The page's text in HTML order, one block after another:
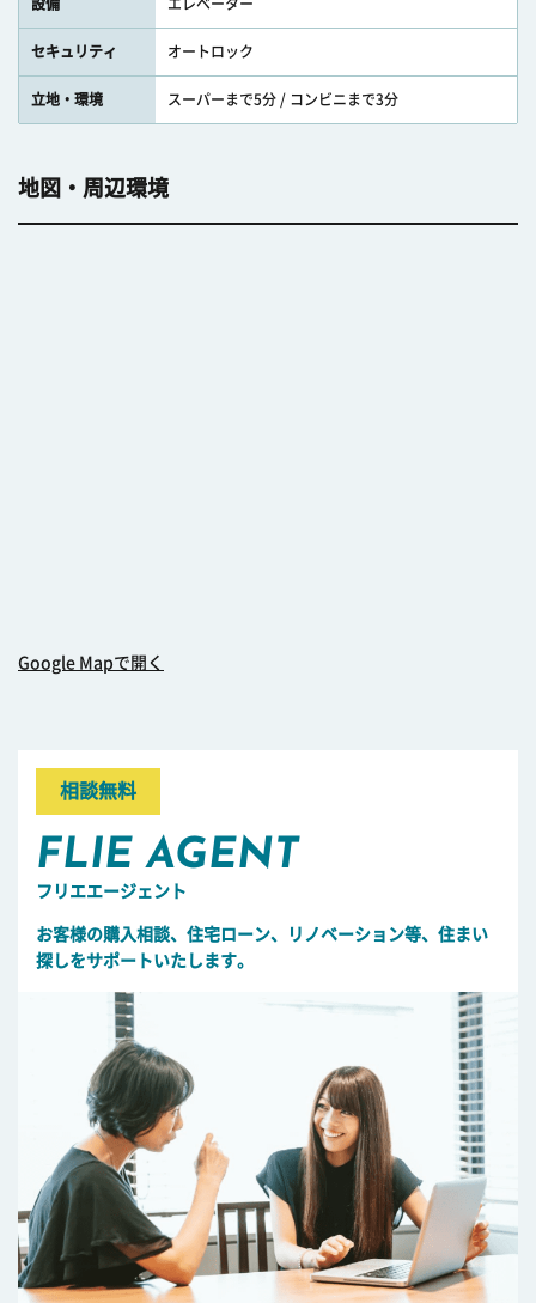
設備 エレベーター
セキュリティ オートロック
立地・環境 スーパーまで5分 / コンビニまで3分
地図・周辺環境
Google Mapで開く
相談無料
FLIE AGENT
フリエエージェント
お客様の購入相談、住宅ローン、リノベーション等、住まい
探しをサポートいたします。